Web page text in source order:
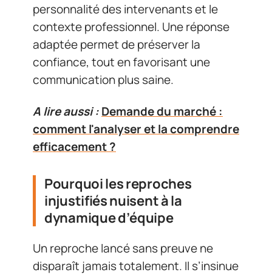
personnalité des intervenants et le
contexte professionnel. Une réponse
adaptée permet de préserver la
confiance, tout en favorisant une
communication plus saine.
A lire aussi :Demande du marché :
comment l'analyser et la comprendre
efficacement ?
Pourquoi les reproches
injustifiés nuisent à la
dynamique d’équipe
Un reproche lancé sans preuve ne
disparaît jamais totalement. Il s’insinue